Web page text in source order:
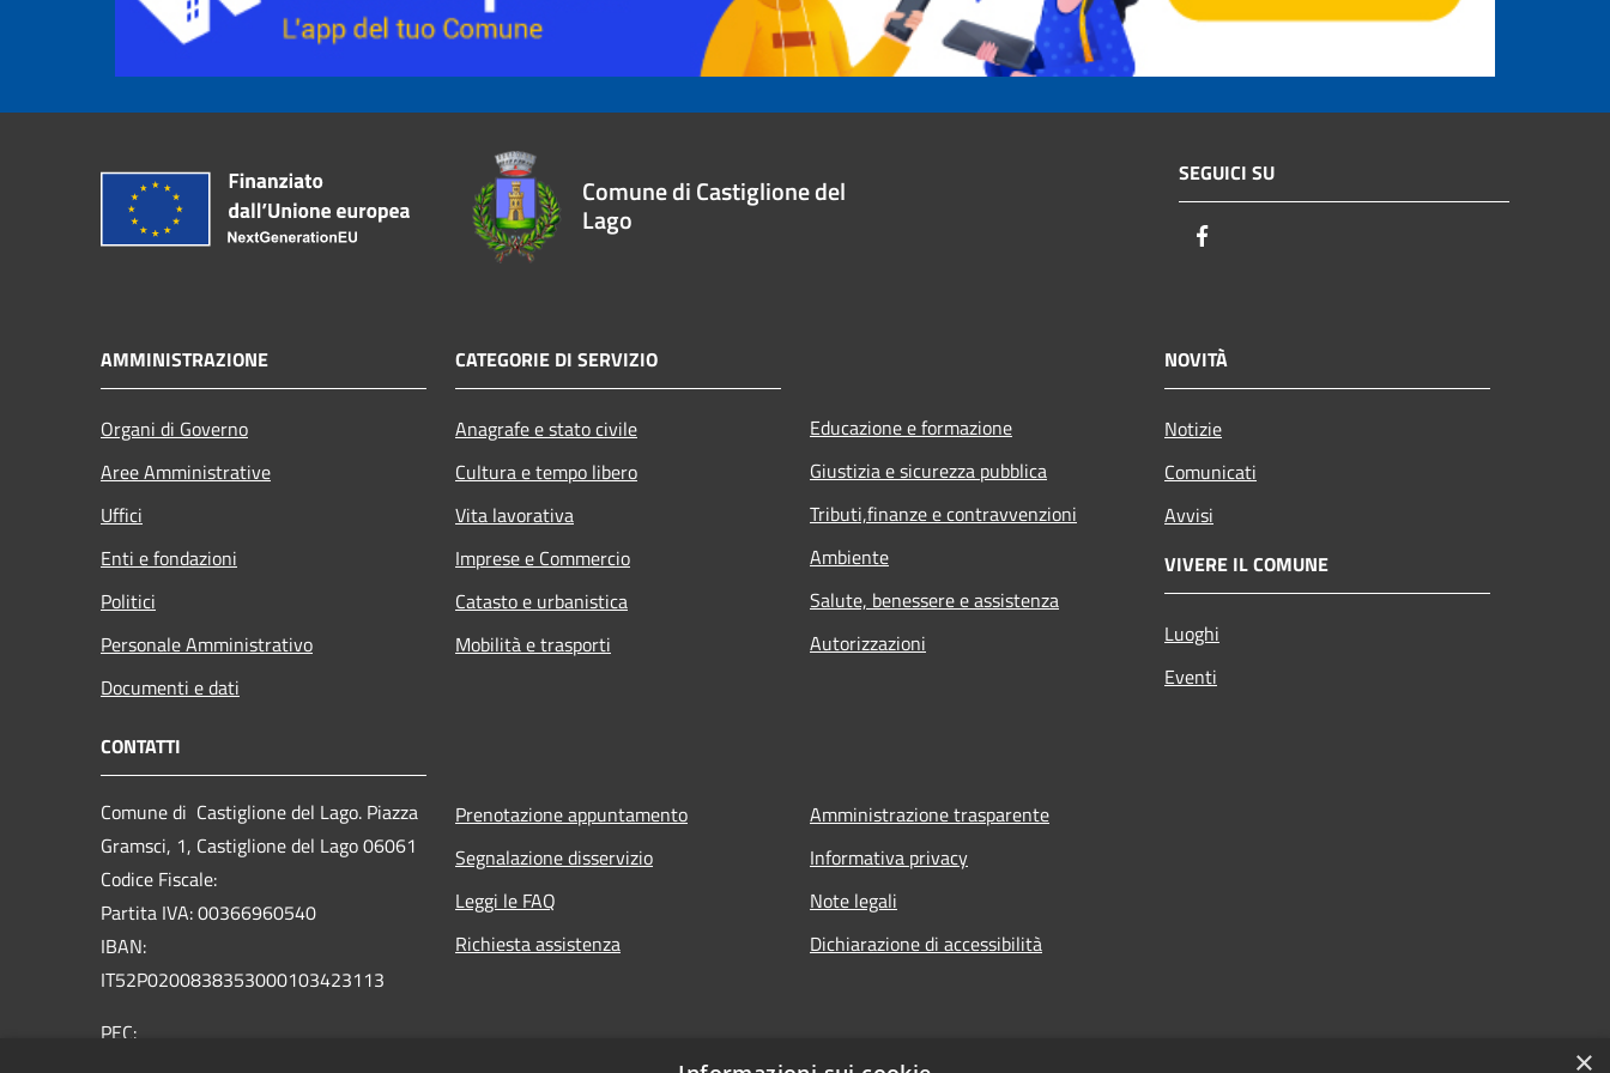
Comune di Castiglione del
Lago
SEGUICI SU
AMMINISTRAZIONE
Organi di Governo
Aree Amministrative
Uffici
Enti e fondazioni
Politici
Personale Amministrativo
Documenti e dati
CATEGORIE DI SERVIZIO
Anagrafe e stato civile
Cultura e tempo libero
Vita lavorativa
Imprese e Commercio
Catasto e urbanistica
Mobilità e trasporti
Educazione e formazione
Giustizia e sicurezza pubblica
Tributi,finanze e contravvenzioni
Ambiente
Salute, benessere e assistenza
Autorizzazioni
NOVITÀ
Notizie
Comunicati
Avvisi
VIVERE IL COMUNE
Luoghi
Eventi
CONTATTI
Comune di Castiglione del Lago. Piazza
Gramsci, 1, Castiglione del Lago 06061
Codice Fiscale:
Partita IVA: 00366960540
IBAN:
IT52P0200838353000103423113
PEC:
Prenotazione appuntamento
Segnalazione disservizio
Leggi le FAQ
Richiesta assistenza
Amministrazione trasparente
Informativa privacy
Note legali
Dichiarazione di accessibilità
×